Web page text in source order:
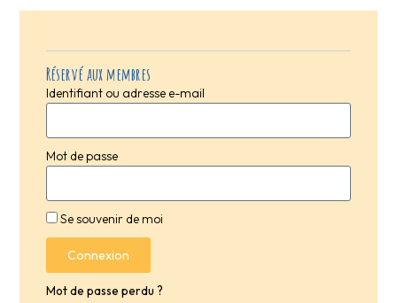
Réservé aux membres
Identifiant ou adresse e-mail
Mot de passe
Se souvenir de moi
Connexion
Mot de passe perdu ?